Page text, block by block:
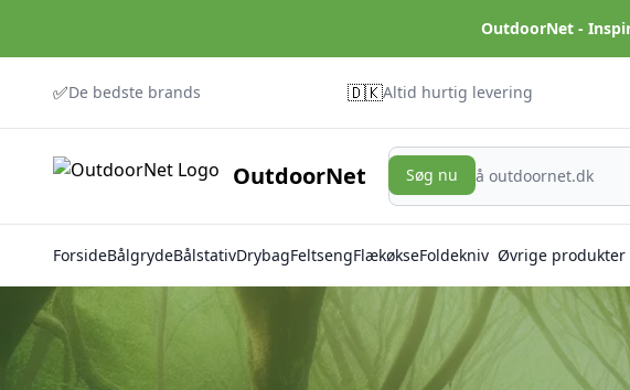
OutdoorNet -
✅De bedste brands 🇩🇰Altid hurtig levering
OutdoorNet
Søg nu
Søg nu
ForsideBålgrydeBålstativDrybagFeltsengFlækøkseFoldekniv Øvrige produkter